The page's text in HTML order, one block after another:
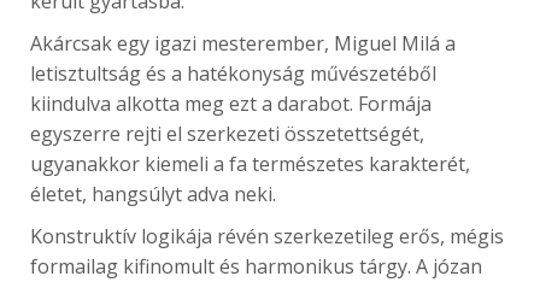
Akárcsak egy igazi mesterember, Miguel Milá a
letisztultság és a hatékonyság művészetéből
kiindulva alkotta meg ezt a darabot. Formája
egyszerre rejti el szerkezeti összetettségét,
ugyanakkor kiemeli a fa természetes karakterét,
életet, hangsúlyt adva neki.
Konstruktív logikája révén szerkezetileg erős, mégis
formailag kifinomult és harmonikus tárgy. A józan